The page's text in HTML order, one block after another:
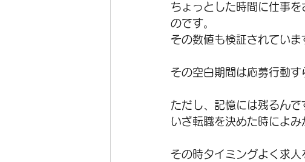
ちょっとした時間に仕事
のです。
その数値も検証されていま
その空白期間は応募行動す
ただし、記憶には残るんで
いざ転職を決めた時によみ
その時タイミングよく求人